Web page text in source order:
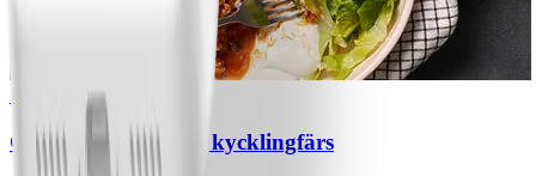
Chili con carne med kycklingfärs